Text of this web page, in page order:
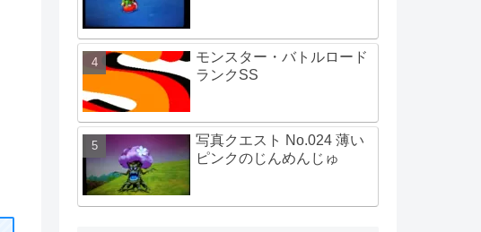
モンスター・バトルロード
ランクSS
写真クエスト No.024 薄い
ピンクのじんめんじゅ